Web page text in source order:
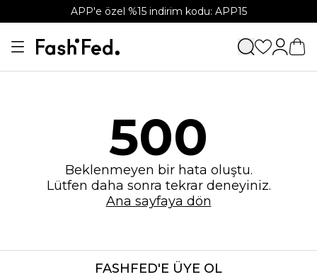
APP'e özel %15 indirim kodu: APP15
500
Beklenmeyen bir hata oluştu.
Lütfen daha sonra tekrar deneyiniz.
Ana sayfaya dön
FASHFED'E ÜYE OL